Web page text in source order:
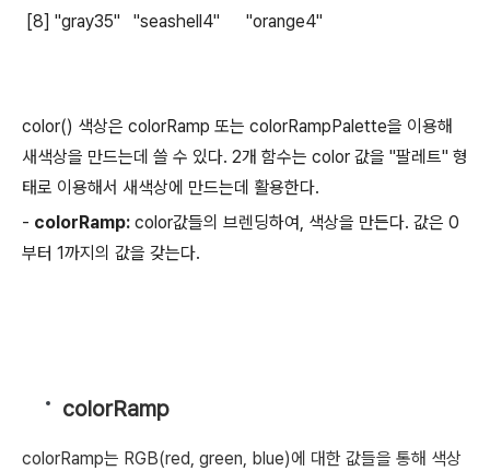
[8] "gray35" "seashell4" "orange4"
color() 색상은 colorRamp 또는 colorRampPalette을 이용해
새색상을 만드는데 쓸 수 있다. 2개 함수는 color 값을 "팔레트" 형
태로 이용해서 새색상에 만드는데 활용한다.
- colorRamp: color값들의 브렌딩하여, 색상을 만든다. 값은 0
부터 1까지의 값을 갖는다.
colorRamp
colorRamp는 RGB(red, green, blue)에 대한 값들을 통해 색상